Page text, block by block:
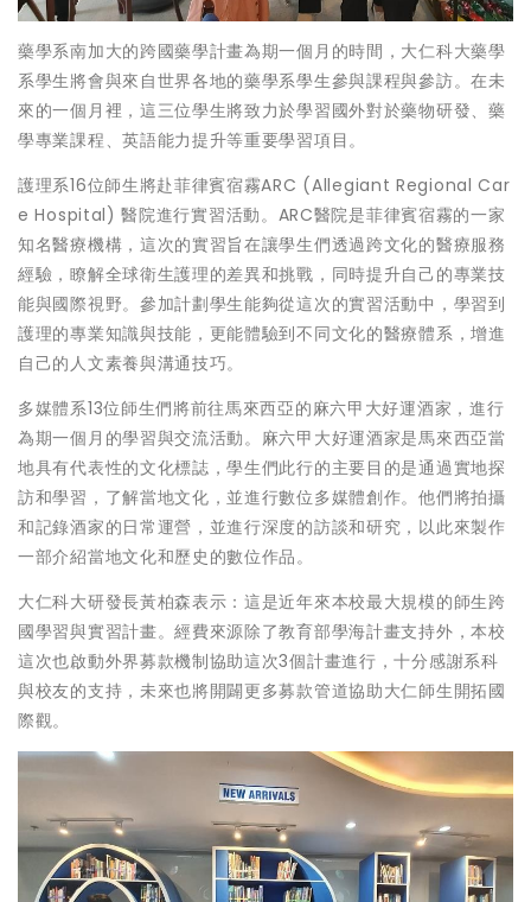
藥學系南加大的跨國藥學計畫為期一個月的時間，大仁科大藥學
系學生將會與來自世界各地的藥學系學生參與課程與參訪。在未
來的一個月裡，這三位學生將致力於學習國外對於藥物研發、藥
學專業課程、英語能力提升等重要學習項目。
護理系16位師生將赴菲律賓宿霧ARC (Allegiant Regional Car
e Hospital) 醫院進行實習活動。ARC醫院是菲律賓宿霧的一家
知名醫療機構，這次的實習旨在讓學生們透過跨文化的醫療服務
經驗，瞭解全球衛生護理的差異和挑戰，同時提升自己的專業技
能與國際視野。參加計劃學生能夠從這次的實習活動中，學習到
護理的專業知識與技能，更能體驗到不同文化的醫療體系，增進
自己的人文素養與溝通技巧。
多媒體系13位師生們將前往馬來西亞的麻六甲大好運酒家，進行
為期一個月的學習與交流活動。麻六甲大好運酒家是馬來西亞當
地具有代表性的文化標誌，學生們此行的主要目的是通過實地探
訪和學習，了解當地文化，並進行數位多媒體創作。他們將拍攝
和記錄酒家的日常運營，並進行深度的訪談和研究，以此來製作
一部介紹當地文化和歷史的數位作品。
大仁科大研發長黃柏森表示：這是近年來本校最大規模的師生跨
國學習與實習計畫。經費來源除了教育部學海計畫支持外，本校
這次也啟動外界募款機制協助這次3個計畫進行，十分感謝系科
與校友的支持，未來也將開闢更多募款管道協助大仁師生開拓國
際觀。